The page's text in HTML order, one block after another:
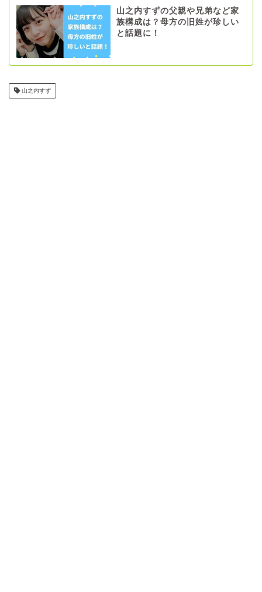
山之内すずの父親や兄弟など家
族構成は？母方の旧姓が珍しい
と話題に！
山之内すず